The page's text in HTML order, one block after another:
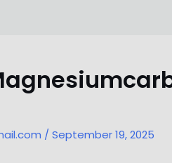
/ September 19, 2025